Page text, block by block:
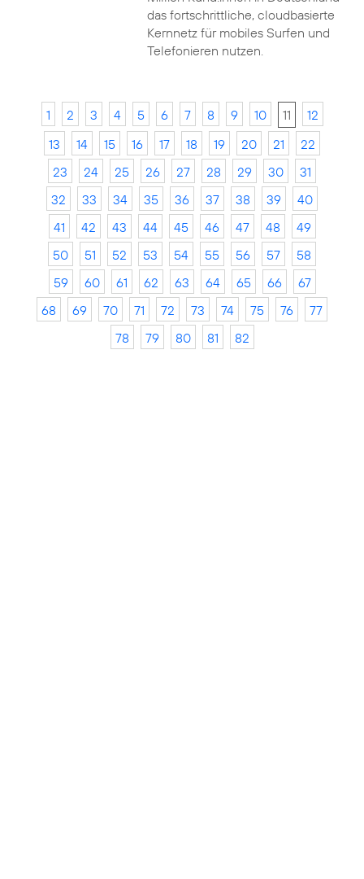
das fortschrittliche, cloudbasierte
Kernnetz für mobiles Surfen und
Telefonieren nutzen.
1 2 3 4 5 6 7 8 9 10 11
12
13
14 15 16 17 18 19 20 21
22
23
24 25 26 27 28 29 30
31
32
33 34 35 36 37 38 39
40
41
42 43 44 45 46 47 48
49
50
51 52 53 54 55 56 57
58
59
60 61 62 63 64 65 66
67
68
69 70 71 72 73 74 75 76
77
78
79 80 81 82